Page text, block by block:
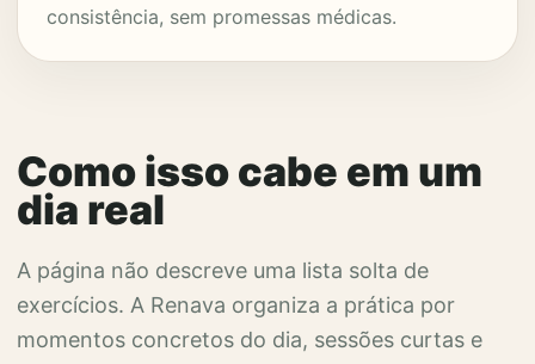
consistência, sem promessas médicas.
Como isso cabe em um
dia real
A página não descreve uma lista solta de
exercícios. A Renava organiza a prática por
momentos concretos do dia, sessões curtas e